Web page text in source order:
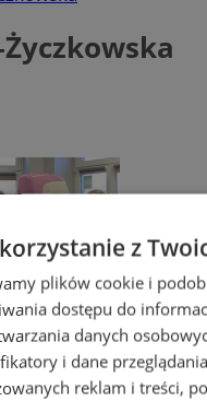
z
plików cookie i
dostępu do
danych
i dane
reklam i treści,